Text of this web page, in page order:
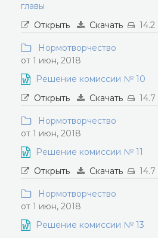
главы
Открыть
Скачать
Нормотворчество
от 1 июн, 2018
Решение комиссии № 10
Открыть
Скачать
Нормотворчество
от 1 июн, 2018
Решение комиссии № 11
Открыть
Скачать
Нормотворчество
от 1 июн, 2018
Решение комиссии № 13